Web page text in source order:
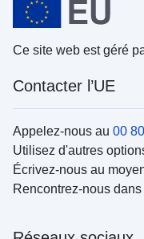
Ce site web est géré
Contacter l’UE
Appelez-nous au 00
Utilisez d'autres
Écrivez-nous au
Rencontrez-nous